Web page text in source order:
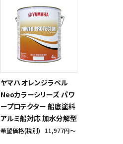
ヤマハ オレンジラベル
Neoカラーシリーズ パワ
ープロテクター 船底塗料
アルミ船対応 加水分解型
希望価格(税別) 11,977円〜